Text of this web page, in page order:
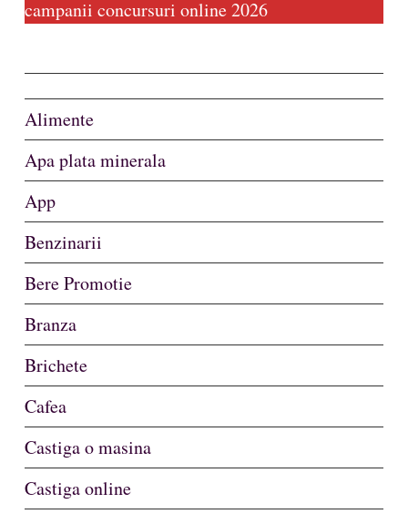
campanii concursuri online 2026
Alimente
Apa plata minerala
App
Benzinarii
Bere Promotie
Branza
Brichete
Cafea
Castiga o masina
Castiga online